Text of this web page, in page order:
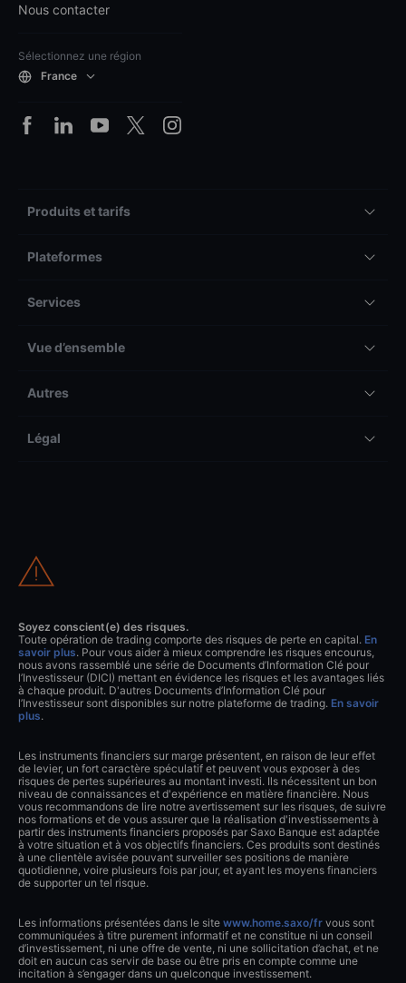
Nous contacter
Sélectionnez une région
France
Produits et tarifs
Plateformes
Services
Vue d’ensemble
Autres
Légal
Soyez conscient(e) des risques.
Toute opération de trading comporte des risques de perte en capital. En
savoir plus. Pour vous aider à mieux comprendre les risques encourus,
nous avons rassemblé une série de Documents d’Information Clé pour
l’Investisseur (DICI) mettant en évidence les risques et les avantages liés
à chaque produit. D'autres Documents d’Information Clé pour
l’Investisseur sont disponibles sur notre plateforme de trading. En savoir
plus.
Les instruments financiers sur marge présentent, en raison de leur effet
de levier, un fort caractère spéculatif et peuvent vous exposer à des
risques de pertes supérieures au montant investi. Ils nécessitent un bon
niveau de connaissances et d'expérience en matière financière. Nous
vous recommandons de lire notre avertissement sur les risques, de suivre
nos formations et de vous assurer que la réalisation d'investissements à
partir des instruments financiers proposés par Saxo Banque est adaptée
à votre situation et à vos objectifs financiers. Ces produits sont destinés
à une clientèle avisée pouvant surveiller ses positions de manière
quotidienne, voire plusieurs fois par jour, et ayant les moyens financiers
de supporter un tel risque.
Les informations présentées dans le site www.home.saxo/fr vous sont
communiquées à titre purement informatif et ne constitue ni un conseil
d’investissement, ni une offre de vente, ni une sollicitation d’achat, et ne
doit en aucun cas servir de base ou être pris en compte comme une
incitation à s’engager dans un quelconque investissement.